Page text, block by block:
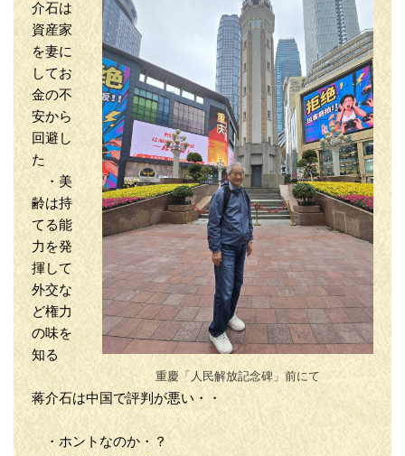
重慶「人民解放記念碑」前にて
介石は
資産家
を妻に
してお
金の不
安から
回避し
た
・美
齢は持
てる能
力を発
揮して
外交な
ど権力
の味を
知る
蒋介石は中国で評判が悪い・・
・ホントなのか・？